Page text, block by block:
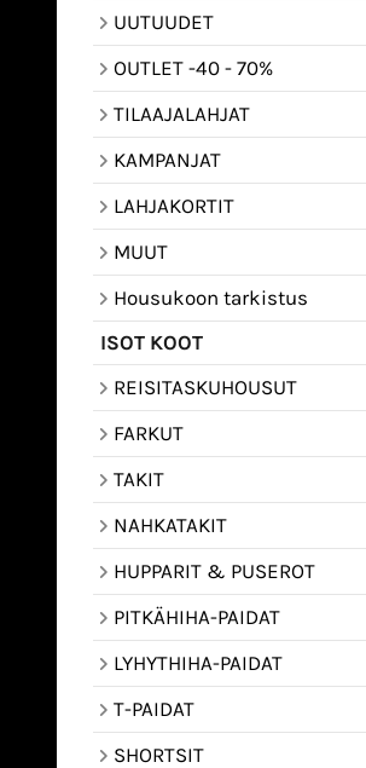
UUTUUDET
OUTLET -40 - 70%
TILAAJALAHJAT
KAMPANJAT
LAHJAKORTIT
MUUT
Housukoon tarkistus
ISOT KOOT
REISITASKUHOUSUT
FARKUT
TAKIT
NAHKATAKIT
HUPPARIT & PUSEROT
PITKÄHIHA-PAIDAT
LYHYTHIHA-PAIDAT
T-PAIDAT
SHORTSIT